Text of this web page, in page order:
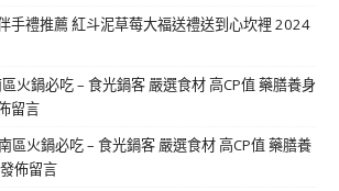
手禮推薦 紅斗泥草莓大福送禮送到心坎裡 2024
火鍋必吃 – 食光鍋客 嚴選食材 高CP值 藥膳養身
留言
區火鍋必吃 – 食光鍋客 嚴選食材 高CP值 藥膳養
佈留言